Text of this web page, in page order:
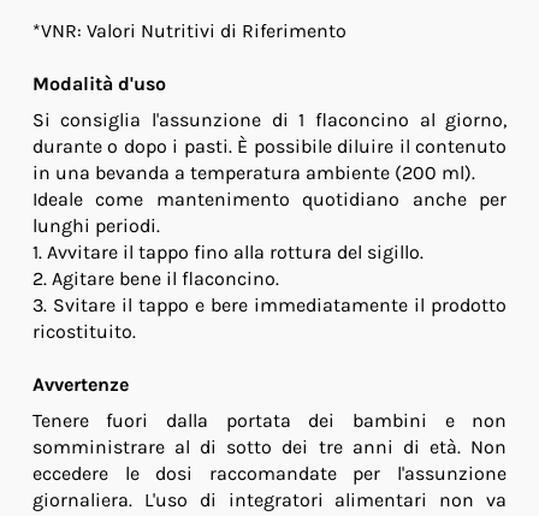
*VNR: Valori Nutritivi di Riferimento
Modalità d'uso
Si consiglia l'assunzione di 1 flaconcino al giorno,
durante o dopo i pasti. È possibile diluire il contenuto
in una bevanda a temperatura ambiente (200 ml).
Ideale come mantenimento quotidiano anche per
lunghi periodi.
1. Avvitare il tappo fino alla rottura del sigillo.
2. Agitare bene il flaconcino.
3. Svitare il tappo e bere immediatamente il prodotto
ricostituito.
Avvertenze
Tenere fuori dalla portata dei bambini e non
somministrare al di sotto dei tre anni di età. Non
eccedere le dosi raccomandate per l'assunzione
giornaliera. L'uso di integratori alimentari non va